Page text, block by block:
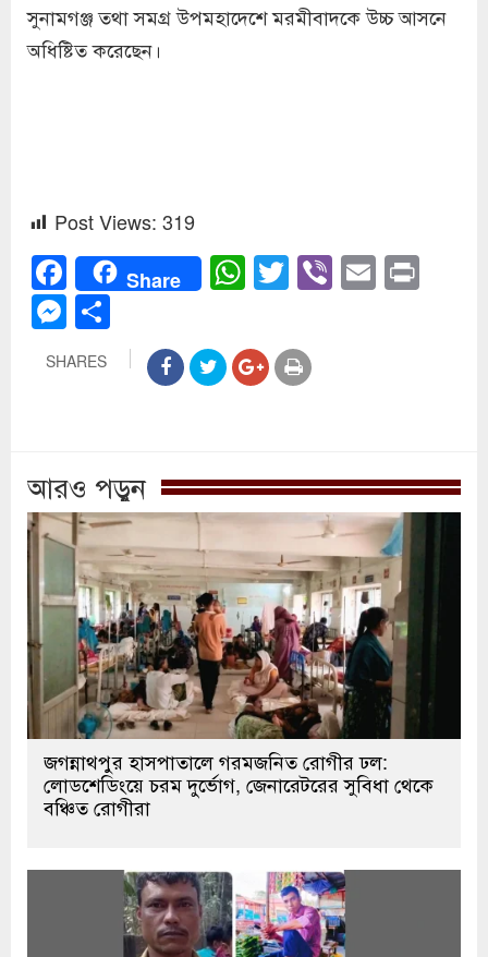
সুনামগঞ্জ তথা সমগ্র উপমহাদেশে মরমীবাদকে উচ্চ আসনে
অধিষ্টিত করেছেন।
Post Views: 319
Facebook
Share WhatsApp
Twitter
Viber
Email
Messenger
SHARES
আরও পড়ুন
জগন্নাথপুর হাসপাতালে গরমজনিত রোগীর ঢল:
লোডশেডিংয়ে চরম দুর্ভোগ, জেনারেটরের সুবিধা থেকে
বঞ্চিত রোগীরা